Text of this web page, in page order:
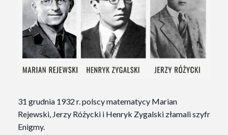
31 grudnia 1932 r. polscy matematycy Marian
Rejewski, Jerzy Różycki i Henryk Zygalski złamali szyfr
Enigmy.